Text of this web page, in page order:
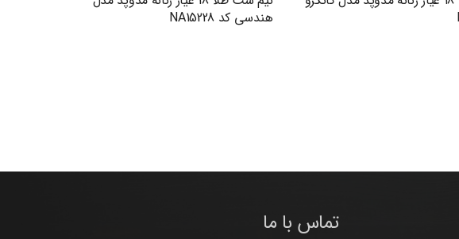
هندسی کد NA15228
تماس با ما